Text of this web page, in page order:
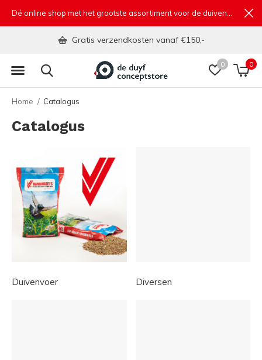
0 0
Gratis verzendkosten vanaf €150,-
Home Catalogus
Catalogus
Duivenvoer Diversen